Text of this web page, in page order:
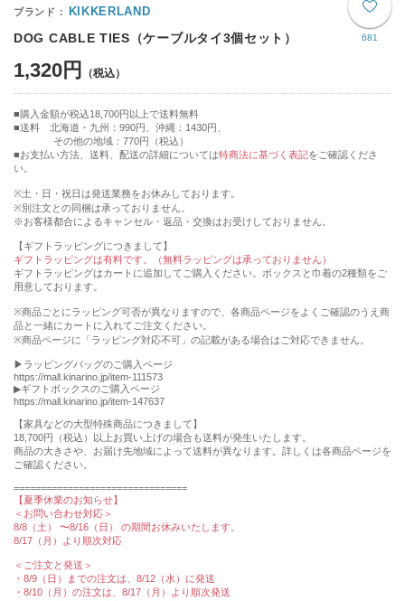
681
KIKKERLAND
DOG CABLE TIES（ケーブルタイ3個セット）
1,320円
購入金額が税込18,700円以上で送料無料
送料 北海道・九州：990円、沖縄：1430円、
その他の地域：770円（税込）
■お支払い方法、送料、配送の詳細については特商法に基づく表記をご確認くださ
い。
※土・日・祝日は発送業務をお休みしております。
※別注文との同梱は承っておりません。
※お客様都合によるキャンセル・返品・交換はお受けしておりません。
【ギフトラッピングにつきまして】
ギフトラッピングは有料です。（無料ラッピングは承っておりません）
ギフトラッピングはカートに追加してご購入ください。ボックスと巾着の2種類をご
用意しております。
※商品ごとにラッピング可否が異なりますので、各商品ページをよくご確認のうえ商
品と一緒にカートに入れてご注文ください。
※商品ページに「ラッピング対応不可」の記載がある場合はご対応できません。
▶︎ラッピングバッグのご購入ページ
https://mall.kinarino.jp/item-111573
▶︎ギフトボックスのご購入ページ
https://mall.kinarino.jp/item-147637
【家具などの⼤型特殊商品につきまして】
18,700円（税込）以上お買い上げの場合も送料が発⽣いたします。
商品の⼤きさや、お届け先地域によって送料が異なります。詳しくは各商品ページを
ご確認ください。
================================
【夏季休業のお知らせ】
＜お問い合わせ対応＞
8/8（土） 〜8/16（日） の期間お休みいたします。
8/17（月）より順次対応
＜ご注文と発送＞
・8/9（日）までの注文は、8/12（水）に発送
・8/10（月）の注文は、8/17（月）より順次発送